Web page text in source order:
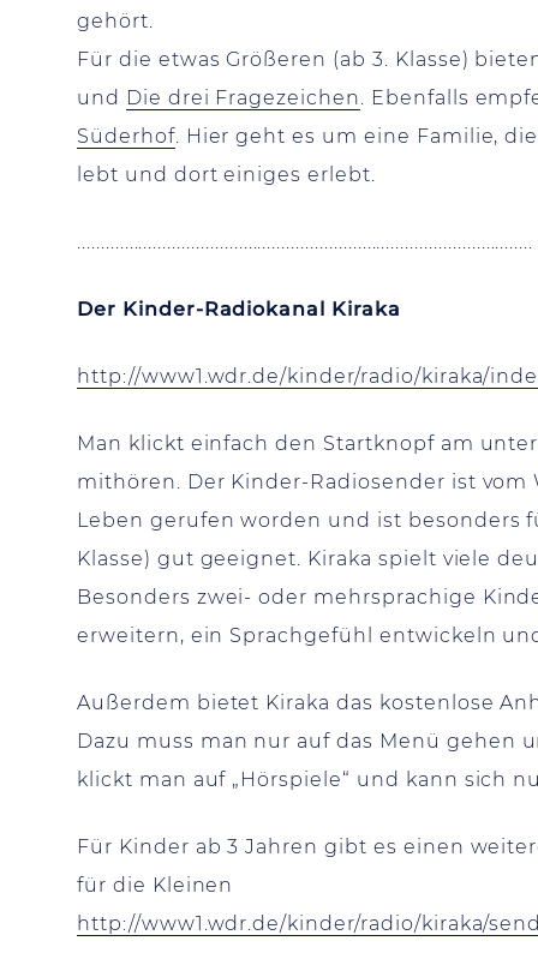
gehört.
Für die etwas Größeren (ab 3. Klasse)
und Die drei Fragezeichen. Ebenfalls
Süderhof. Hier geht es um eine Familie,
lebt und dort einiges erlebt.
................................................................................................
Der Kinder-Radiokanal Kiraka
http://www1.wdr.de/kinder/radio/kiraka/
Man klickt einfach den Startknopf am
mithören. Der Kinder-Radiosender ist
Leben gerufen worden und ist besonders
Klasse) gut geeignet. Kiraka spielt viele
Besonders zwei- oder mehrsprachige
erweitern, ein Sprachgefühl entwickeln
Außerdem bietet Kiraka das kostenlose
Dazu muss man nur auf das Menü gehen
klickt man auf „Hörspiele“ und kann sich
Für Kinder ab 3 Jahren gibt es einen
für die Kleinen
http://www1.wdr.de/kinder/radio/kiraka/